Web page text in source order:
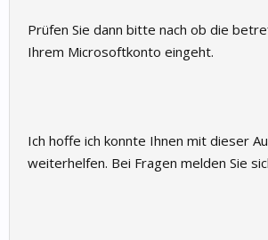
Prüfen Sie dann bitte nach ob die
Ihrem Microsoftkonto eingeht.
Ich hoffe ich konnte Ihnen mit dieser
weiterhelfen. Bei Fragen melden Sie